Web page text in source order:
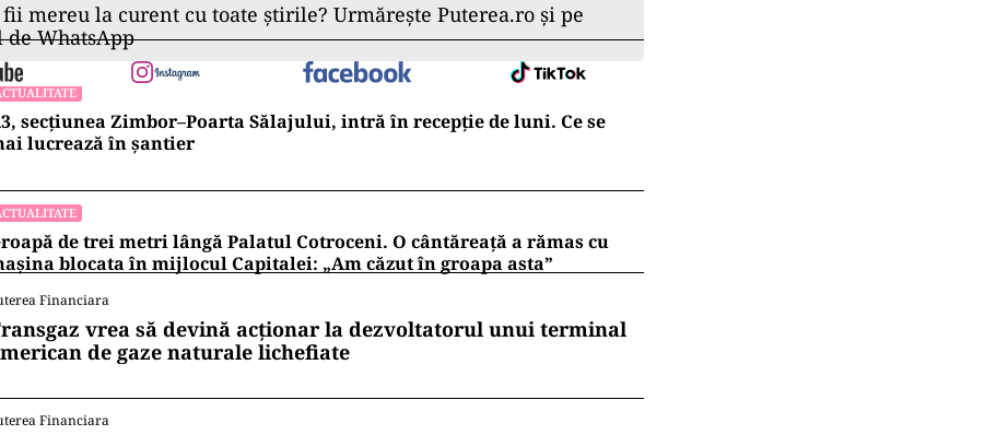
mereu la curent cu toate știrile? Urmărește Puterea.ro și pe
de WhatsApp
secțiunea Zimbor–Poarta Sălajului, intră în recepție de luni. Ce se
lucrează în șantier
de trei metri lângă Palatul Cotroceni. O cântăreață a rămas cu
blocata în mijlocul Capitalei: „Am căzut în groapa asta”
Financiara
vrea să devină acționar la dezvoltatorul unui terminal
de gaze naturale lichefiate
Financiara